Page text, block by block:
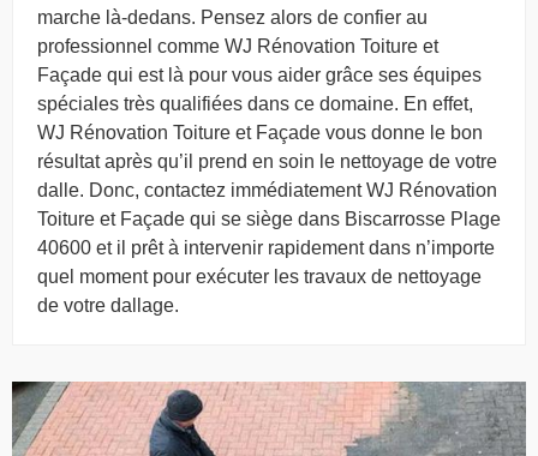
marche là-dedans. Pensez alors de confier au
professionnel comme WJ Rénovation Toiture et
Façade qui est là pour vous aider grâce ses équipes
spéciales très qualifiées dans ce domaine. En effet,
WJ Rénovation Toiture et Façade vous donne le bon
résultat après qu’il prend en soin le nettoyage de votre
dalle. Donc, contactez immédiatement WJ Rénovation
Toiture et Façade qui se siège dans Biscarrosse Plage
40600 et il prêt à intervenir rapidement dans n’importe
quel moment pour exécuter les travaux de nettoyage
de votre dallage.